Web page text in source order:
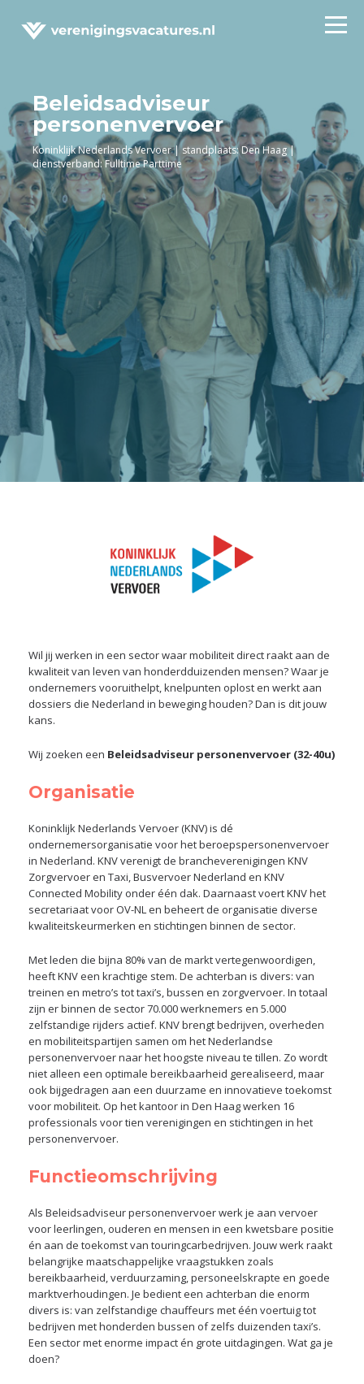
Beleidsadviseur
personenvervoer
Koninklijk Nederlands Vervoer | standplaats: Den Haag |
dienstverband: Fulltime Parttime
Wil jij werken in een sector waar mobiliteit direct raakt aan de
kwaliteit van leven van honderdduizenden mensen? Waar je
ondernemers vooruithelpt, knelpunten oplost en werkt aan
dossiers die Nederland in beweging houden? Dan is dit jouw
kans.
Wij zoeken een Beleidsadviseur personenvervoer (32-40u)
Organisatie
Koninklijk Nederlands Vervoer (KNV) is dé
ondernemersorganisatie voor het beroepspersonenvervoer
in Nederland. KNV verenigt de brancheverenigingen KNV
Zorgvervoer en Taxi, Busvervoer Nederland en KNV
Connected Mobility onder één dak. Daarnaast voert KNV het
secretariaat voor OV-NL en beheert de organisatie diverse
kwaliteitskeurmerken en stichtingen binnen de sector.
Met leden die bijna 80% van de markt vertegenwoordigen,
heeft KNV een krachtige stem. De achterban is divers: van
treinen en metro’s tot taxi’s, bussen en zorgvervoer. In totaal
zijn er binnen de sector 70.000 werknemers en 5.000
zelfstandige rijders actief. KNV brengt bedrijven, overheden
en mobiliteitspartijen samen om het Nederlandse
personenvervoer naar het hoogste niveau te tillen. Zo wordt
niet alleen een optimale bereikbaarheid gerealiseerd, maar
ook bijgedragen aan een duurzame en innovatieve toekomst
voor mobiliteit. Op het kantoor in Den Haag werken 16
professionals voor tien verenigingen en stichtingen in het
personenvervoer.
Functieomschrijving
Als Beleidsadviseur personenvervoer werk je aan vervoer
voor leerlingen, ouderen en mensen in een kwetsbare positie
én aan de toekomst van touringcarbedrijven. Jouw werk raakt
belangrijke maatschappelijke vraagstukken zoals
bereikbaarheid, verduurzaming, personeelskrapte en goede
marktverhoudingen. Je bedient een achterban die enorm
divers is: van zelfstandige chauffeurs met één voertuig tot
bedrijven met honderden bussen of zelfs duizenden taxi’s.
Een sector met enorme impact én grote uitdagingen. Wat ga je
doen?